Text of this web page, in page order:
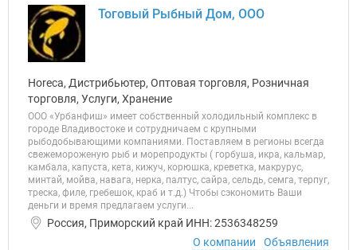
Тоговый Рыбный Дом, ООО
Horeca, Дистрибьютер, Оптовая торговля, Розничная
торговля, Услуги, Хранение
ООО «Урбанфиш» имеет собственный холодильный комплекс в
городе Владивостоке и сотрудничаем с крупными
рыбодобывающими компаниями. Поставляем в регионы всегда
свежемороженую рыб и морепродукты ( горбуша, икра, кальмар,
камбала, капуста, кета, кижуч, корюшка, креветка, макрурус,
минтай, мойва, навага, нерка, палтус, сайра, сельдь, семга, терпуг,
треска, филе, гребешок, краб и т.д.) Чтобы сэкономить Ваши
деньги и время предлагаем услуги...
Россия, Приморский край ИНН: 2536348259
О компании
Объявления